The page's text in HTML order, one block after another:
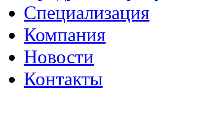
Специализация
Компания
Новости
Контакты